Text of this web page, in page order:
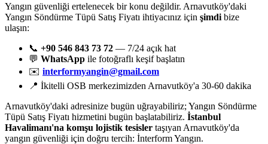
Yangın güvenliği ertelenecek bir konu değildir. Arnavutköy'daki
Yangın Söndürme Tüpü Satış Fiyatı ihtiyacınız için şimdi bize
ulaşın:
📞 +90 546 843 73 72 — 7/24 açık hat
💬 WhatsApp ile fotoğraflı keşif başlatın
✉️ interformyangin@gmail.com
📍 İkitelli OSB merkezimizden Arnavutköy'a 30-60 dakika
Arnavutköy'daki adresinize bugün uğrayabiliriz; Yangın Söndürme
Tüpü Satış Fiyatı hizmetini bugün başlatabiliriz. İstanbul
Havalimanı'na komşu lojistik tesisler taşıyan Arnavutköy'da
yangın güvenliği için doğru tercih: İnterform Yangın.